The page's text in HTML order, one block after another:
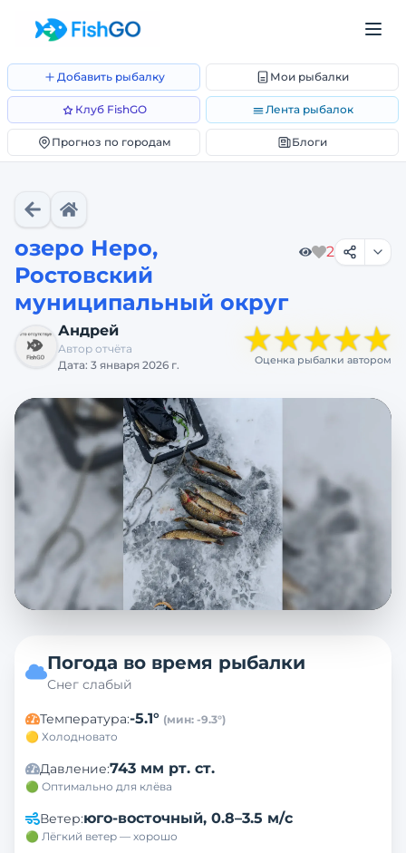
Добавить рыбалку Мои рыбалки
Клуб FishGO Лента рыбалок
Прогноз по городам Блоги
озеро Неро,
Ростовский
муниципальный округ
2
Андрей
Автор отчёта
Дата: 3 января 2026 г.
★★★★★
Оценка рыбалки автором
Погода во время рыбалки
Снег слабый
Температура:-5.1° (мин: -9.3°)
🟡 Холодновато
Давление:743 мм рт. ст.
🟢 Оптимально для клёва
Ветер:юго-восточный, 0.8–3.5 м/с
🟢 Лёгкий ветер — хорошо